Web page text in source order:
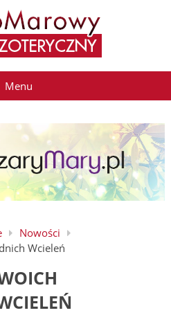
Menu
Nowości
Wcieleń